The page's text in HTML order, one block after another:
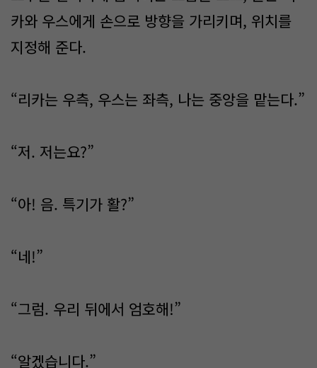
카와 우스에게 손으로 방향을 가리키며, 위치를
지정해 준다.
“리카는 우측, 우스는 좌측, 나는 중앙을 맡는다.”
“저. 저는요?”
“아! 음. 특기가 활?”
“네!”
“그럼. 우리 뒤에서 엄호해!”
“알겠습니다.”